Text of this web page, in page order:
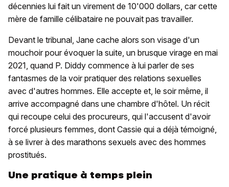
décennies lui fait un virement de 10'000 dollars, car cette
mère de famille célibataire ne pouvait pas travailler.
Devant le tribunal, Jane cache alors son visage d'un
mouchoir pour évoquer la suite, un brusque virage en mai
2021, quand P. Diddy commence à lui parler de ses
fantasmes de la voir pratiquer des relations sexuelles
avec d'autres hommes. Elle accepte et, le soir même, il
arrive accompagné dans une chambre d'hôtel. Un récit
qui recoupe celui des procureurs, qui l'accusent d'avoir
forcé plusieurs femmes, dont Cassie qui a déjà témoigné,
à se livrer à des marathons sexuels avec des hommes
prostitués.
Une pratique à temps plein